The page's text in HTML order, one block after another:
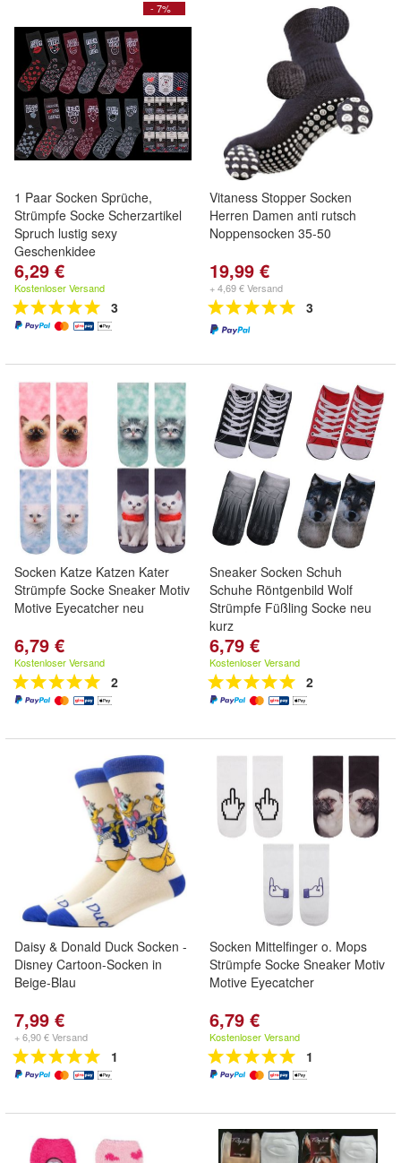
- 7%
1 Paar Socken Sprüche,
Strümpfe Socke Scherzartikel
Spruch lustig sexy
Geschenkidee
6,29 €
Kostenloser Versand
3
Vitaness Stopper Socken
Herren Damen anti rutsch
Noppensocken 35-50
19,99 €
+ 4,69 € Versand
3
Socken Katze Katzen Kater
Strümpfe Socke Sneaker Motiv
Motive Eyecatcher neu
6,79 €
Kostenloser Versand
2
Sneaker Socken Schuh
Schuhe Röntgenbild Wolf
Strümpfe Füßling Socke neu
kurz
6,79 €
Kostenloser Versand
2
Daisy & Donald Duck Socken -
Disney Cartoon-Socken in
Beige-Blau
7,99 €
+ 6,90 € Versand
1
Socken Mittelfinger o. Mops
Strümpfe Socke Sneaker Motiv
Motive Eyecatcher
6,79 €
Kostenloser Versand
1